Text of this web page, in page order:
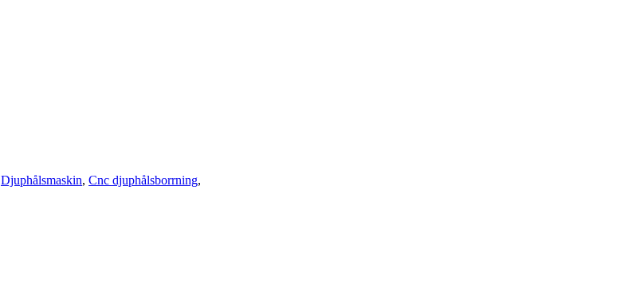
Djuphålsmaskin, Cnc djuphålsborrning,